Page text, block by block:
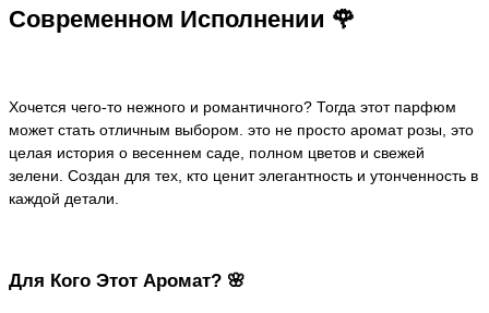
Современном Исполнении 🌹
Хочется чего-то нежного и романтичного? Тогда этот парфюм
может стать отличным выбором. это не просто аромат розы, это
целая история о весеннем саде, полном цветов и свежей
зелени. Создан для тех, кто ценит элегантность и утонченность в
каждой детали.
Для Кого Этот Аромат? 🌸